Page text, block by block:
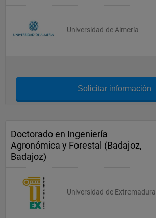
Universidad de Almería
Solicitar información
Doctorado en Ingeniería
Agronómica y Forestal (Badajoz,
Badajoz)
Universidad de Extremadura